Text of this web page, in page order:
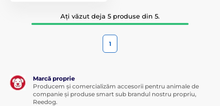
Ați văzut deja 5 produse din 5.
1
Marcă proprie
Producem și comercializăm accesorii pentru animale de
companie și produse smart sub brandul nostru propriu,
Reedog.